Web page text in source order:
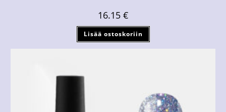
16.15 €
Lisää ostoskoriin